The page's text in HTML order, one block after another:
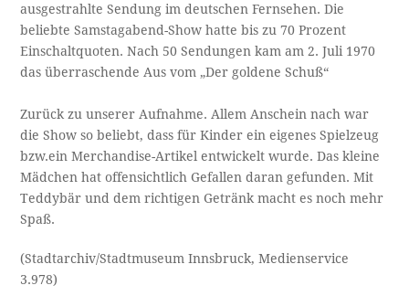
ausgestrahlte Sendung im deutschen Fernsehen. Die
beliebte Samstagabend-Show hatte bis zu 70 Prozent
Einschaltquoten. Nach 50 Sendungen kam am 2. Juli 1970
das überraschende Aus vom „Der goldene Schuß“
Zurück zu unserer Aufnahme. Allem Anschein nach war
die Show so beliebt, dass für Kinder ein eigenes Spielzeug
bzw.ein Merchandise-Artikel entwickelt wurde. Das kleine
Mädchen hat offensichtlich Gefallen daran gefunden. Mit
Teddybär und dem richtigen Getränk macht es noch mehr
Spaß.
(Stadtarchiv/Stadtmuseum Innsbruck, Medienservice
3.978)